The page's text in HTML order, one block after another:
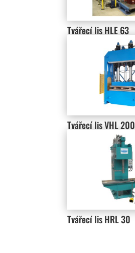
Tvářecí lis HLE 63
Tvářecí lis VHL 200
Tvářecí lis HRL 30